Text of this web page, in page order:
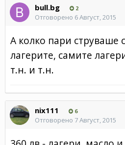
bull.bg 2
Отговорено 6 Август, 2015
А колко пари струваше
лагерите, самите
т.н. и т.н.
nix111 6
Отговорено 7 Август, 2015